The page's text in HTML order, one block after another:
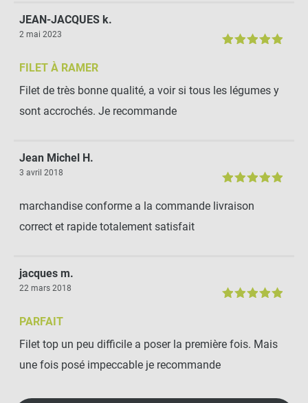
JEAN-JACQUES k.
2 mai 2023
FILET À RAMER
Filet de très bonne qualité, a voir si tous les légumes y
sont accrochés. Je recommande
Jean Michel H.
3 avril 2018
marchandise conforme a la commande livraison
correct et rapide totalement satisfait
jacques m.
22 mars 2018
PARFAIT
Filet top un peu difficile a poser la première fois. Mais
une fois posé impeccable je recommande